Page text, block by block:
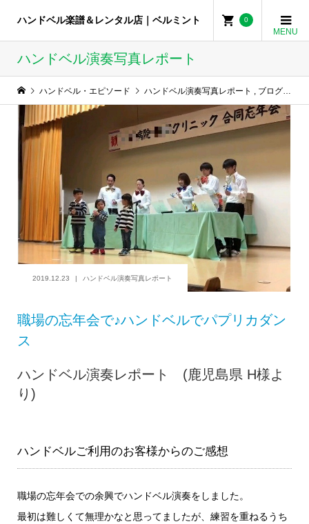
ハンドベル楽譜＆レンタル店｜ベルミント 0
ハンドベル演奏写真レポート
ハンドベル・エピソード ハンドベル演奏写真レポート , ブログ ,会社
2019.12.23 ハンドベル演奏写真レポート
職場の忘年会で♪ハンドベルでパプリカダン
ス
ハンドベル演奏レポート (鹿児島県 H様よ
り)
ハンドベルご利用のお客様からのご感想
職場の忘年会での余興でハンドベル演奏をしました。
最初は難しくて無理かなと思ってましたが、練習を重ねるうち